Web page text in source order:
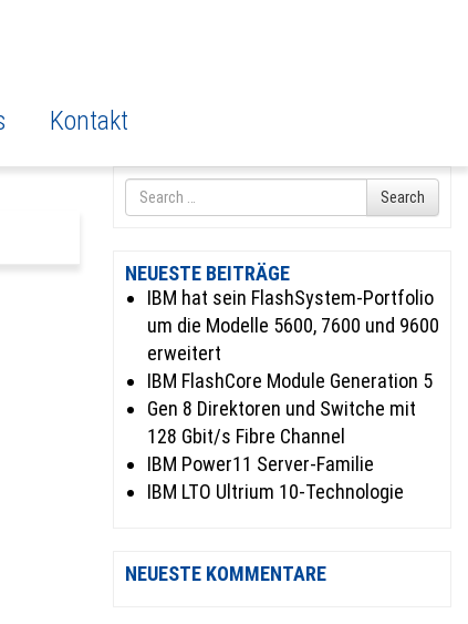
Kontakt
Search
for
Search
NEUESTE BEITRÄGE
IBM hat sein FlashSystem-Portfolio
um die Modelle 5600, 7600 und 9600
erweitert
IBM FlashCore Module Generation 5
Gen 8 Direktoren und Switche mit
128 Gbit/s Fibre Channel
IBM Power11 Server-Familie
IBM LTO Ultrium 10-Technologie
NEUESTE KOMMENTARE